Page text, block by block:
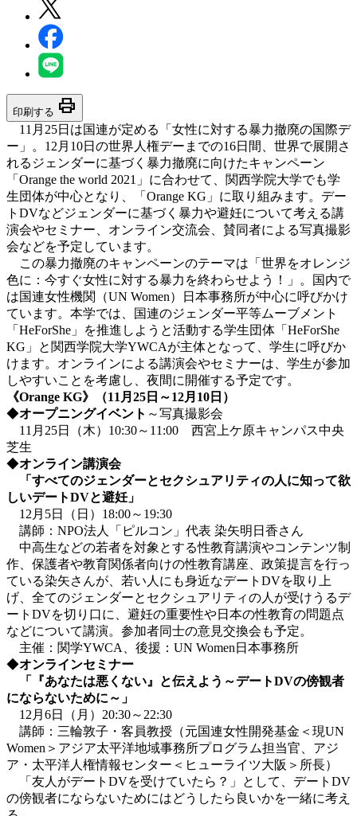
印刷する print
11月25日は国連が定める「女性に対する暴力撤廃の国際デ
ー」。12月10日の世界人権デーまでの16日間、世界で展開さ
れるジェンダーに基づく暴力撤廃に向けたキャンペーン
「Orange the world 2021」に合わせて、関西学院大学でも学
生団体が中心となり、「Orange KG」に取り組みます。デー
トDVなどジェンダーに基づく暴力や避妊について考える講
演会やセミナー、オンライン交流会、賛同者による写真撮影
会などを予定しています。
この暴力撤廃のキャンペーンのテーマは「世界をオレンジ
色に：今すぐ女性に対する暴力を終わらせよう！」。国内で
は国連女性機関（UN Women）日本事務所が中心に呼びかけ
ています。本学では、国連のジェンダー平等ムーブメント
「HeForShe」を推進しようと活動する学生団体「HeForShe
KG」と関西学院大学YWCAが主体となって、学生に呼びか
けます。オンラインによる講演会やセミナーは、学生が参加
しやすいことを考慮し、夜間に開催する予定です。
《Orange KG》（11月25日～12月10日）
◆オープニングイベント ～写真撮影会
11月25日（木）10:30～11:00 西宮上ケ原キャンパス中央
芝生
◆オンライン講演会
「すべてのジェンダーとセクシュアリティの人に知って欲
しいデートDVと避妊」
12月5日（日）18:00～19:30
講師：NPO法人「ピルコン」代表 染矢明日香さん
中高生などの若者を対象とする性教育講演やコンテンツ制
作、保護者や教育関係者向けの性教育講座、政策提言を行っ
ている染矢さんが、若い人にも身近なデートDVを取り上
げ、全てのジェンダーとセクシュアリティの人が受けうるデ
ートDVを切り口に、避妊の重要性や日本の性教育の問題点
などについて講演。参加者同士の意見交換会も予定。
主催：関学YWCA、後援：UN Women日本事務所
◆オンラインセミナー
「『あなたは悪くない』と伝えよう～デートDVの傍観者
にならないために～」
12月6日（月）20:30～22:30
講師：三輪敦子・客員教授（元国連女性開発基金＜現UN
Women＞アジア太平洋地域事務所プログラム担当官、アジ
ア・太平洋人権情報センター＜ヒューライツ大阪＞所長）
「友人がデートDVを受けていたら？」として、デートDV
の傍観者にならないためにはどうしたら良いかを一緒に考え